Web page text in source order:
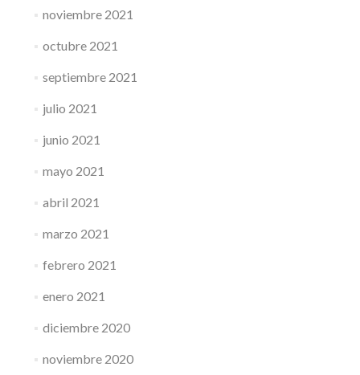
noviembre 2021
octubre 2021
septiembre 2021
julio 2021
junio 2021
mayo 2021
abril 2021
marzo 2021
febrero 2021
enero 2021
diciembre 2020
noviembre 2020